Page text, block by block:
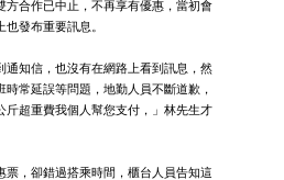
方合作已中止，不再享有優惠，當初會
發布重要訊息。
通知信，也沒有在網路上看到訊息，然
常延誤等問題，地勤人員不斷道歉，
斤超重費我個人幫您支付，」林先生才
票，卻錯過搭乘時間，櫃台人員告知這